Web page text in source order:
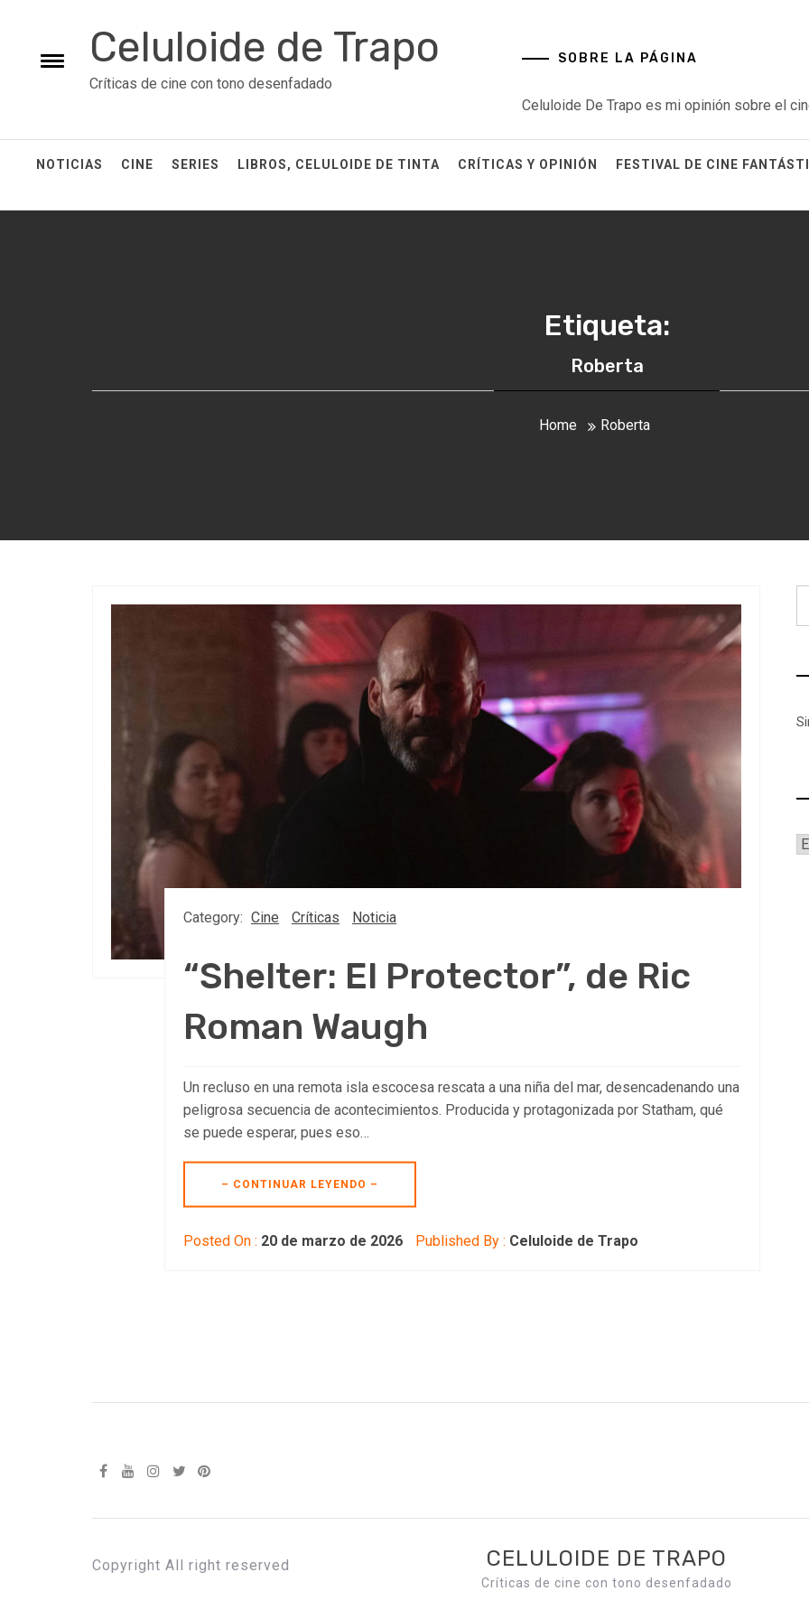
content
Toggle
Celuloide de Trapo
Críticas de cine con tono desenfadado
SOBRE LA PÁGINA
Celuloide De Trapo es mi opinión sobre el
NOTICIAS CINE SERIES LIBROS, CELULOIDE DE TINTA CRÍTICAS Y OPINIÓN FESTIVAL DE CINE
Etiqueta:
Roberta
Home Roberta
Category: Cine Críticas Noticia
“Shelter: El Protector”, de Ric
Roman Waugh
Un recluso en una remota isla escocesa rescata a una niña del mar, desencadenando una
peligrosa secuencia de acontecimientos. Producida y protagonizada por Statham, qué
se puede esperar, pues eso…
– CONTINUAR LEYENDO –
Posted On : 20 de marzo de 2026 Published By : Celuloide de Trapo
Copyright All right reserved CELULOIDE DE TRAPO
Críticas de cine con tono desenfadado